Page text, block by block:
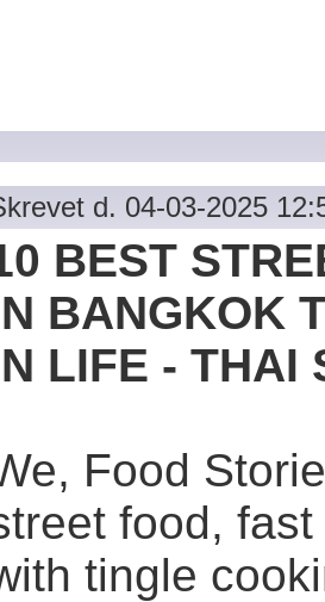
d. 04-03-2025
BEST
BANGKOK
LIFE - THAI
Food
food,
tingle